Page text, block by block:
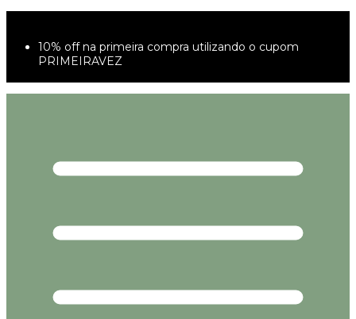
10% off na primeira compra utilizando o cupom
PRIMEIRAVEZ